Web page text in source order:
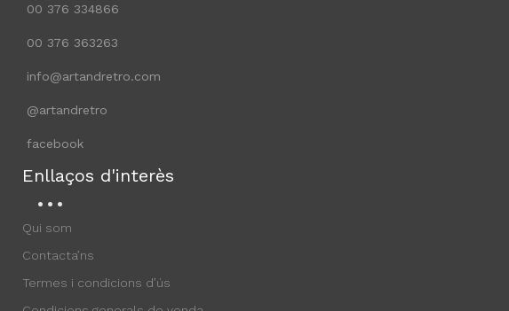
00 376 334866
00 376 363263
info@artandretro.com
@artandretro
facebook
Enllaços d'interès
Qui som
Contacta’ns
Termes i condicions d’ús